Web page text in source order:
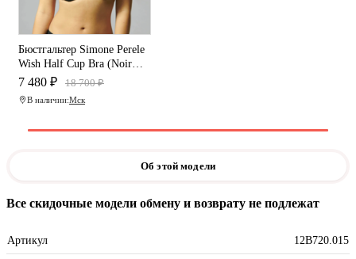
Бюстгальтер Simone Perele
Wish Half Cup Bra (Noir
tatoo)
7 480 ₽ 18 700 ₽
В наличии:Мск
Об этой модели
Все скидочные модели обмену и возврату не подлежат
Артикул 12B720.015